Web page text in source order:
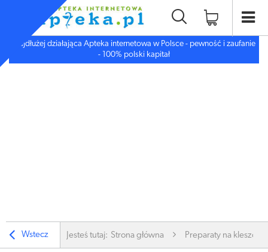
Najdłużej działająca Apteka internetowa w Polsce - pewność i zaufanie
- 100% polski kapitał
Wstecz Jesteś tutaj: Strona główna Preparaty na kleszcze